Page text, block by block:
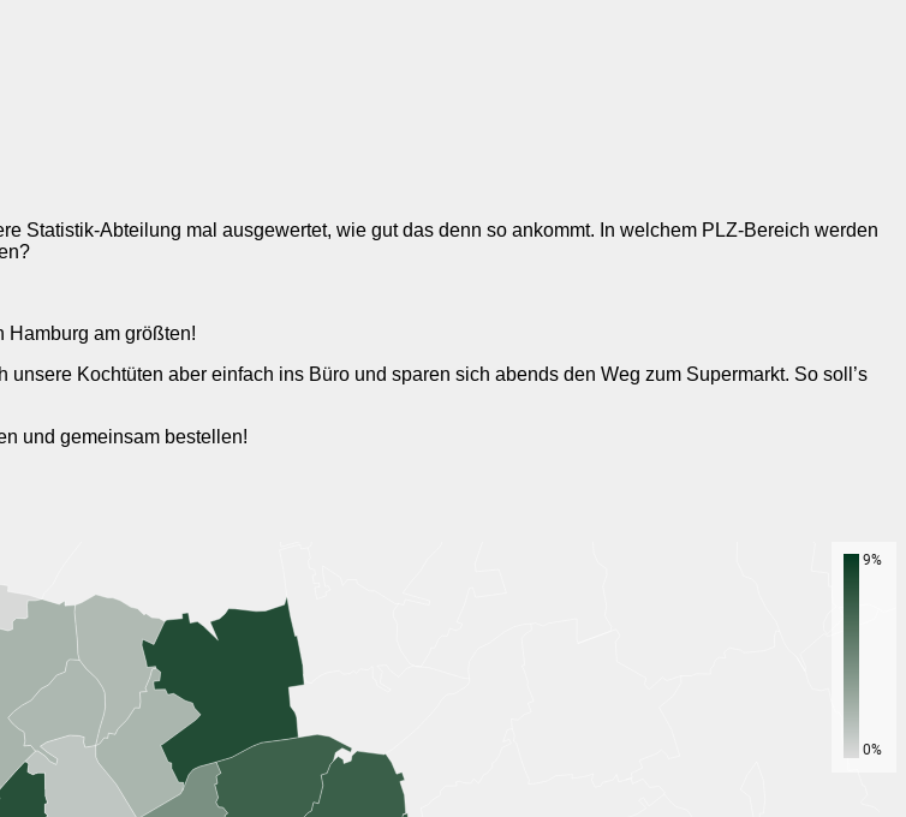
Statistik-Abteilung mal ausgewertet, wie gut das denn so ankommt. In welchem PLZ-Bereich werden
Hamburg am größten!
Kochtüten aber einfach ins Büro und sparen sich abends den Weg zum Supermarkt. So soll’s
und gemeinsam bestellen!